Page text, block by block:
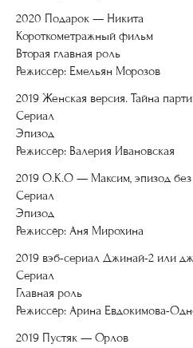
2020 Подарок — Никита
Короткометражный фильм
Вторая главная роль
Режиссёр: Емельян Морозов
2019 Женская версия. Тайна
Сериал
Эпизод
Режиссёр: Валерия Ивановская
2019 О.К.О — Максим, эпизод без
Сериал
Эпизод
Режиссёр: Аня Мирохина
2019 вэб-сериал Джинай-2 или
Сериал
Главная роль
Режиссёр: Арина Евдокимова-
2019 Пустяк — Орлов